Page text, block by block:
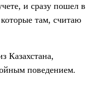
и сразу пошел в
там, считаю
Казахстана,
поведением.